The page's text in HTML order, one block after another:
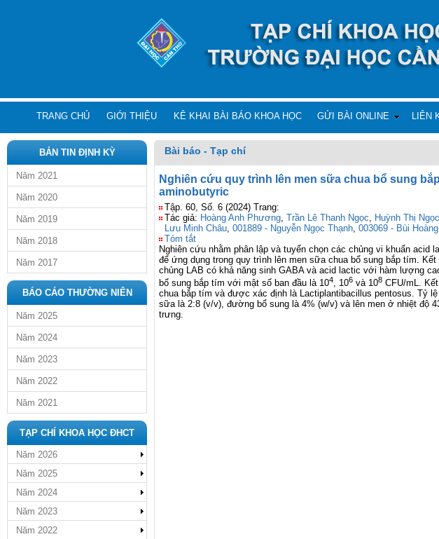
TRANG CHỦ GIỚI THIỆU KÊ KHAI BÀI BÁO KHOA HỌC GỬI BÀI ONLINE LIÊN
BẢN TIN ĐỊNH KỲ
Năm 2021
Năm 2020
Năm 2019
Năm 2018
Năm 2017
BÁO CÁO THƯỜNG NIÊN
Năm 2025
Năm 2024
Năm 2023
Năm 2022
Năm 2021
TẠP CHÍ KHOA HỌC ĐHCT
Năm 2026
Năm 2025
Năm 2024
Năm 2023
Năm 2022
Bài báo - Tạp chí
Nghiên cứu quy trình lên men sữa chua bổ sung
aminobutyric
Tập. 60, Số. 6 (2024) Trang:
Tác giả: Hoàng Anh Phương, Trần Lê Thanh Ngọc, Huỳnh Thị
Lưu Minh Châu, 001889 - Nguyễn Ngọc Thạnh, 003069 - Bùi
Tóm tắt
Nghiên cứu nhằm phân lập và tuyển chọn các chủng vi khuẩn
để ứng dụng trong quy trình lên men sữa chua bổ sung bắp tím.
chủng LAB có khả năng sinh GABA và acid lactic với hàm lượng
bổ sung bắp tím với mật số ban đầu là 104, 106 và 108 CFU/mL.
chua bắp tím và được xác định là Lactiplantibacillus pentosus. Tỷ
sữa là 2:8 (v/v), đường bổ sung là 4% (w/v) và lên men ở nhiệt độ
trưng.